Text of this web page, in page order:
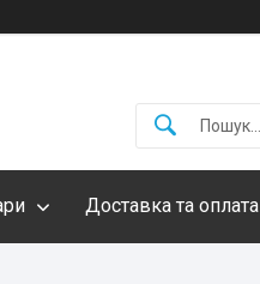
Доставка та оплата